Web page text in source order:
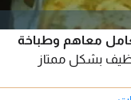
معاهم وطباخة
بشكل ممتاز